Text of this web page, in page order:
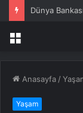
Dünya
Menü
Anasayfa /
Yaşam